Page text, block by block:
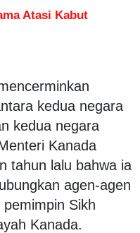
Atasi Kabut
kedua negara
kedua negara
Kanada
tahun lalu bahwa ia
agen-agen
Sikh
Kanada.